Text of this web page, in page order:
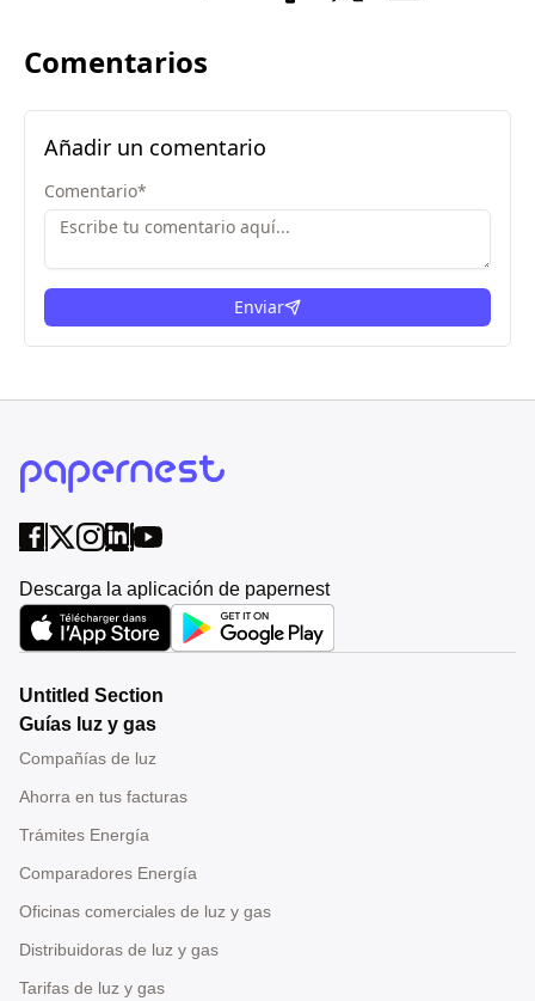
Comentarios
Añadir un comentario
Comentario*
Enviar
Descarga la aplicación de papernest
Untitled Section
Guías luz y gas
Compañías de luz
Ahorra en tus facturas
Trámites Energía
Comparadores Energía
Oficinas comerciales de luz y gas
Distribuidoras de luz y gas
Tarifas de luz y gas